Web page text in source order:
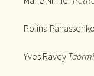
Polina Panassenko
Yves Ravey